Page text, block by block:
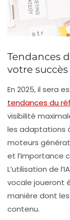
Tendances
votre
En 2025, il sera
tendances du
visibilité
les adaptations
moteurs
et l’importance
L’utilisation de l’IA
vocale joueront
manière dont
contenu.